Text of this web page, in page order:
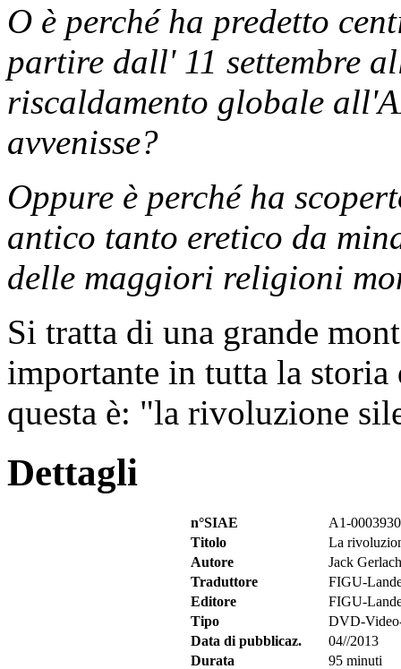
O è perché ha predetto
partire dall' 11 settembre
riscaldamento globale
avvenisse?
Oppure è perché ha
antico tanto eretico da
delle maggiori religioni
Si tratta di una grande
importante in tutta la storia
questa è: "la rivoluzione
Dettagli
n°SIAE
A1-
Titolo
La
Autore
Jack Gerlach
Traduttore
FIGU-
Editore
FIGU-
Tipo
DVD-
Data di pubblicaz.
04//2013
Durata
95 minuti